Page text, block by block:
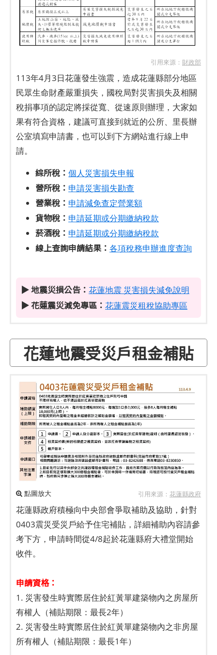
引用來源： 財政部
113年4月3日花蓮發生強震，造成花蓮縣部分地區
民眾生命財產嚴重損失，國稅局對災害損失及相關
稅捐事項的認定將採從寬、從速原則辦理，大家如
果有符合資格，建議可直接到就近的公所、里長辦
公室填寫申請書，也可以到下方網站進行線上申
請。
綜所稅： 個人災害損失申報
營所稅： 申請災害損失勘查
營業稅： 申請減免查定營業額
貨物稅： 申請延期或分期繳納稅款
菸酒稅： 申請延期或分期繳納稅款
線上查詢申請結果： 各項稅務申辦進度查詢
▶ 地震災損公告： 花蓮地震 災害損失減免說明
▶花蓮震災減免專區： 花蓮震災租稅協助專區
花蓮地震受災戶租金補貼
點圖放大 引用來源： 花蓮縣政府
花蓮縣政府積極向中央部會爭取補助及協助，針對
0403震災受災戶給予住宅補貼，詳細補助內容請參
考下方，申請時間從4/8起於花蓮縣府大禮堂開始
收件。
申請資格：
1. 災害發生時實際居住於紅黃單建築物內之房屋所
有權人（補貼期限：最長2年）
2. 災害發生時實際居住於紅黃單建築物內之非房屋
所有權人（補貼期限：最長1年）